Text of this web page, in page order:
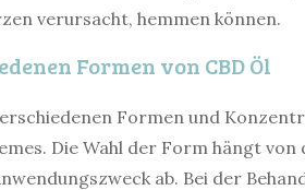
verursacht, hemmen können.
Formen von CBD Öl
Formen und
Die Wahl der Form hängt
ab. Bei der